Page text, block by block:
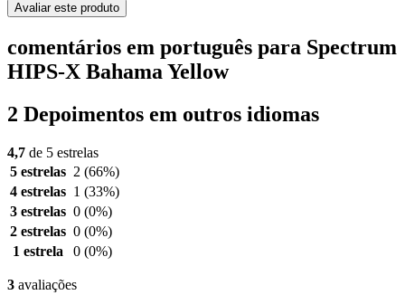
Avaliar este produto
comentários em português para Spectrum
HIPS-X Bahama Yellow
2 Depoimentos em outros idiomas
4,7 de 5 estrelas
5 estrelas 2 (66%)
4 estrelas 1 (33%)
3 estrelas 0 (0%)
2 estrelas 0 (0%)
1 estrela
0 (0%)
3 avaliações